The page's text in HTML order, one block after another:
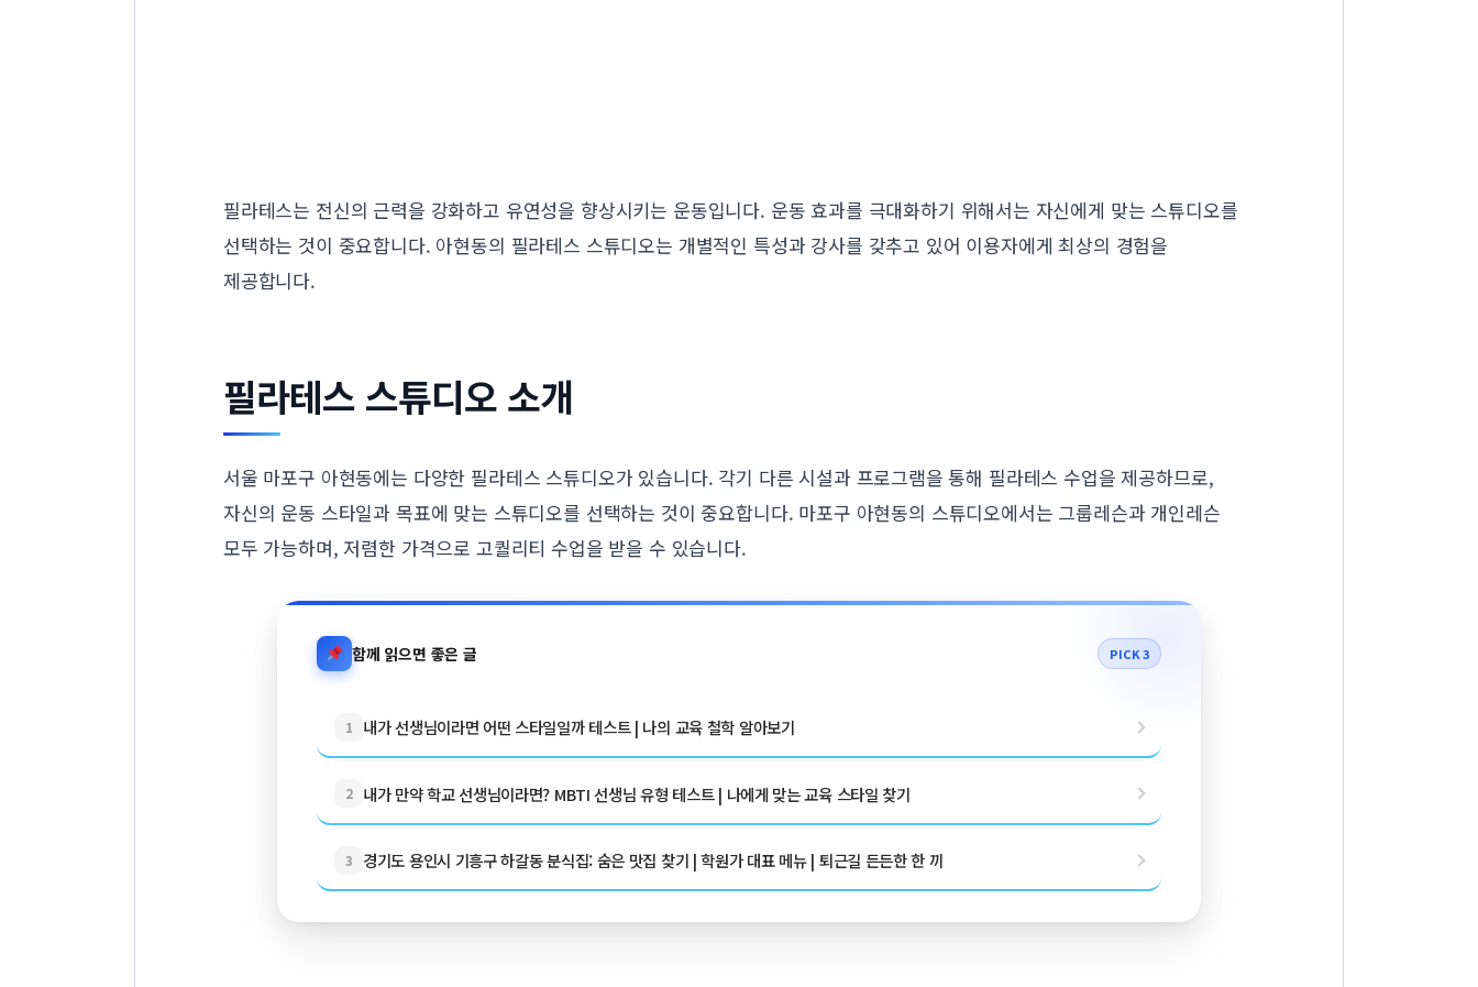
필라테스는 전신의 근력을 강화하고 유연성을 향상시키는 운동입니다. 운동 효과를 극대화하기 위해서는 자신에게 맞는 스튜디오를
선택하는 것이 중요합니다. 아현동의 필라테스 스튜디오는 개별적인 특성과 강사를 갖추고 있어 이용자에게 최상의 경험을
제공합니다.
필라테스 스튜디오 소개
서울 마포구 아현동에는 다양한 필라테스 스튜디오가 있습니다. 각기 다른 시설과 프로그램을 통해 필라테스 수업을 제공하므로,
자신의 운동 스타일과 목표에 맞는 스튜디오를 선택하는 것이 중요합니다. 마포구 아현동의 스튜디오에서는 그룹레슨과 개인레슨
모두 가능하며, 저렴한 가격으로 고퀄리티 수업을 받을 수 있습니다.
함께 읽으면 좋은 글 PICK 3
1 내가 선생님이라면 어떤 스타일일까 테스트 | 나의 교육 철학 알아보기
2 내가 만약 학교 선생님이라면? MBTI 선생님 유형 테스트 | 나에게 맞는 교육 스타일 찾기
3 경기도 용인시 기흥구 하갈동 분식집: 숨은 맛집 찾기 | 학원가 대표 메뉴 | 퇴근길 든든한 한 끼